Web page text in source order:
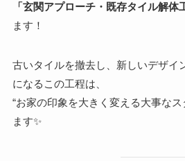
「玄関アプローチ・既存タイル解体
ます！
古いタイルを撤去し、新しいデザイ
になるこの工程は、
“お家の印象を大きく変える大事なス
ます✨